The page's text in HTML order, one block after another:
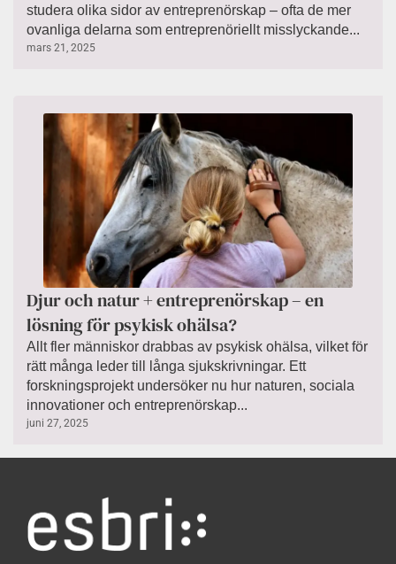
studera olika sidor av entreprenörskap – ofta de mer
ovanliga delarna som entreprenöriellt misslyckande...
mars 21, 2025
Djur och natur + entreprenörskap – en
lösning för psykisk ohälsa?
Allt fler människor drabbas av psykisk ohälsa, vilket för
rätt många leder till långa sjukskrivningar. Ett
forskningsprojekt undersöker nu hur naturen, sociala
innovationer och entreprenörskap...
juni 27, 2025